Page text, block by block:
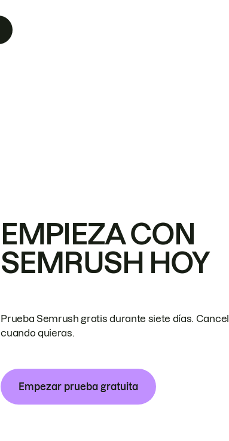
EMPIEZA CON
SEMRUSH HOY
Prueba Semrush gratis durante siete días.
cuando quieras.
Empezar prueba gratuita